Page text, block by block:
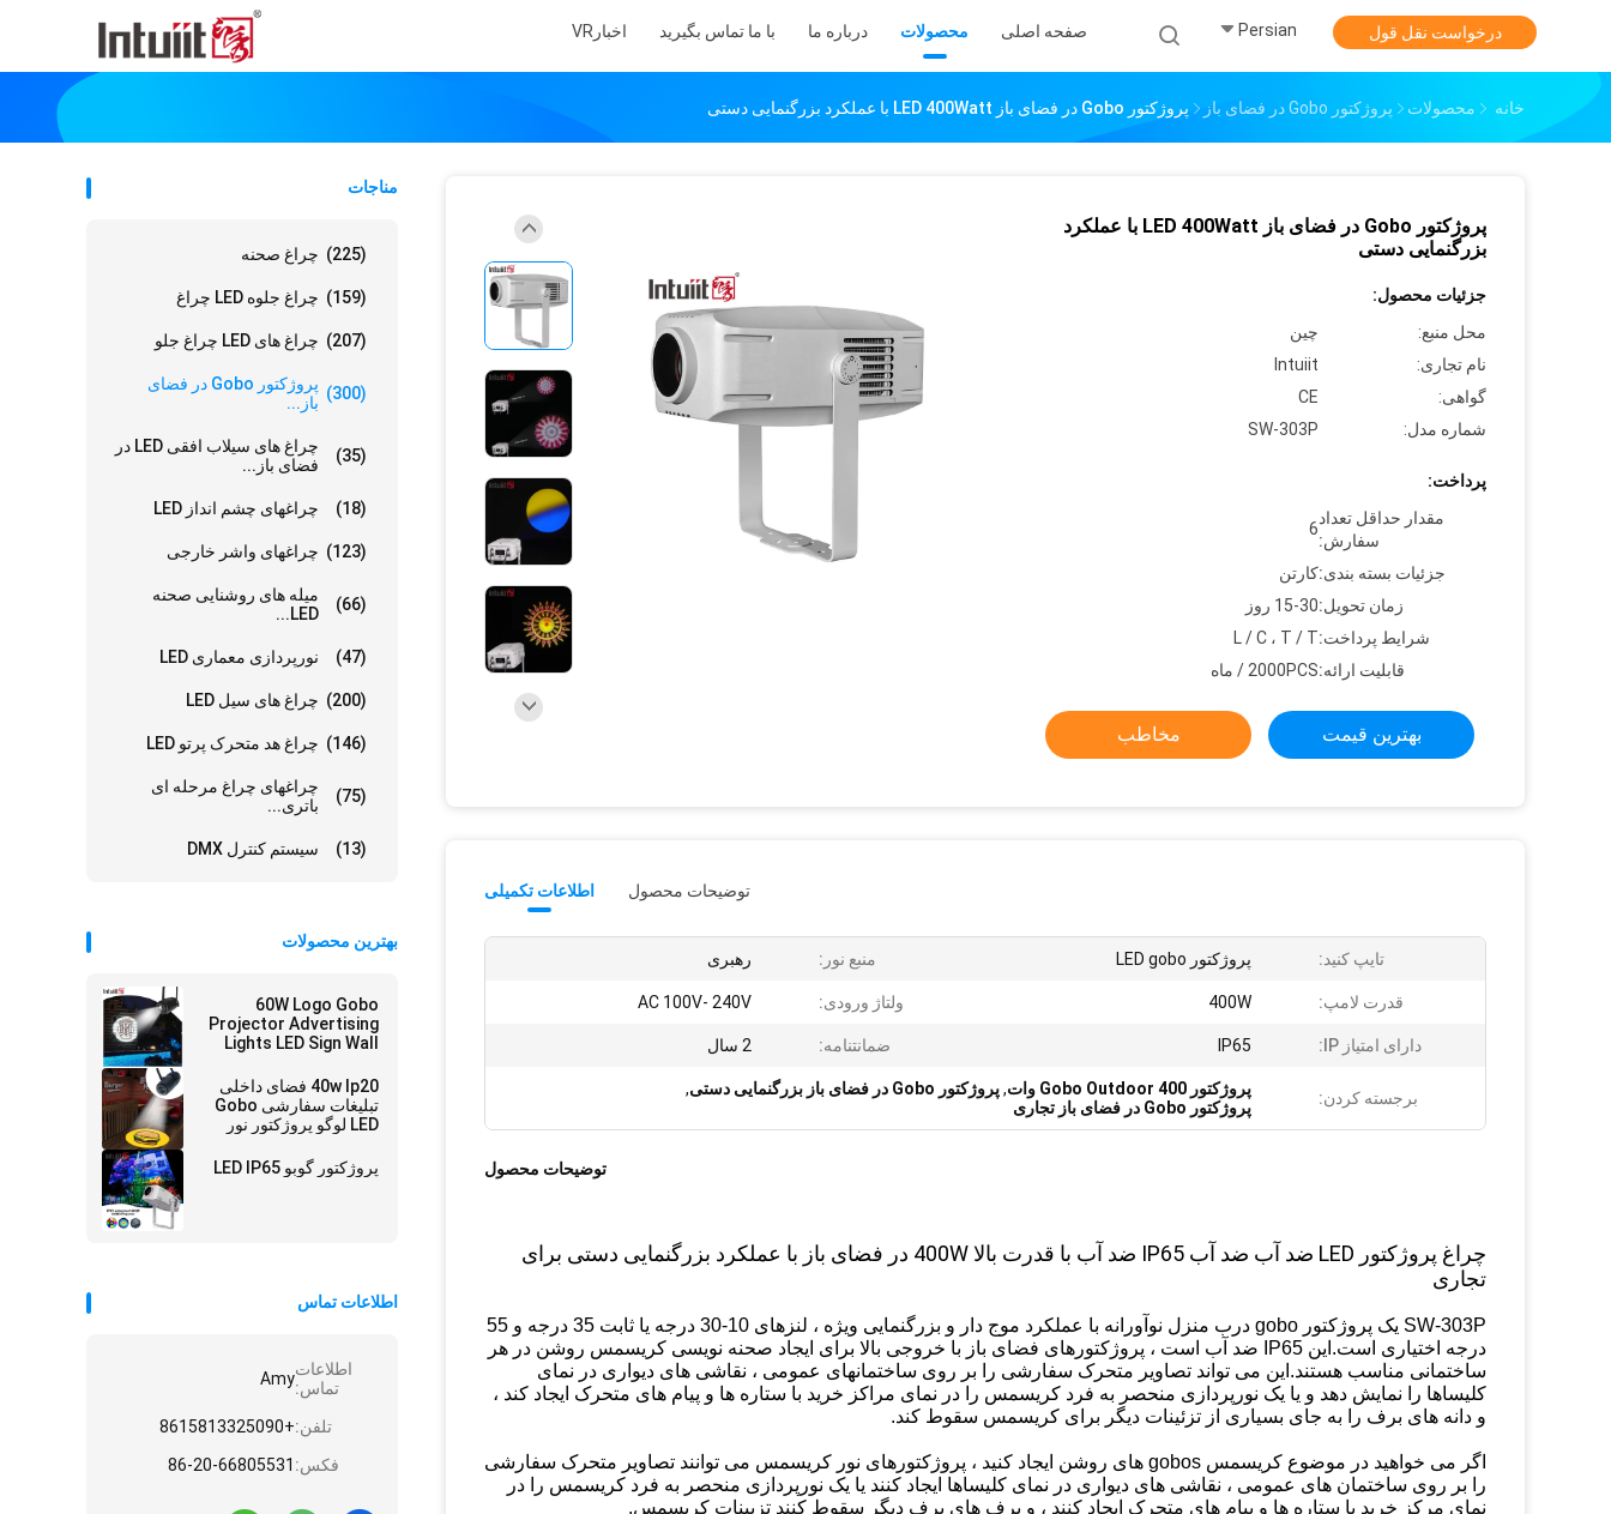
صفحه اصلی محصولات درباره ما با ما تماس بگیرید اخبار VR Persian درخواست نقل قول
خانه محصولات پروژکتور Gobo در فضای باز پروژکتور Gobo در فضای باز LED 400Watt با عملکرد بزرگنمایی دستی
مناجات
چراغ صحنه (225)
چراغ جلوه LED چراغ (159)
چراغ های LED چراغ جلو (207)
پروژکتور Gobo در فضای
باز...
(300)
چراغ های سیلاب افقی LED در
فضای باز...
(35)
چراغهای چشم انداز LED (18)
چراغهای واشر خارجی (123)
میله های روشنایی صحنه
LED...
(66)
نورپردازی معماری LED (47)
چراغ های سیل LED (200)
چراغ هد متحرک پرتو LED (146)
چراغهای چراغ مرحله ای
باتری...
(75)
سیستم کنترل DMX (13)
بهترین محصولات
60W Logo Gobo
Projector Advertising
Lights LED Sign Wall
Outdoor Waterproof
IP65
40w Ip20 فضای داخلی
تبلیغات سفارشی Gobo
LED لوگو پروژکتور نور
پروژکتور گوبو LED IP65
اطلاعات تماس
اطلاعات
تماس:Amy
تلفن:+8615813325090
فکس: 86-20-66805531
پروژکتور Gobo در فضای باز LED 400Watt با عملکرد
بزرگنمایی دستی
جزئیات محصول:
محل منبع:
چین
نام تجاری:
Intuiit
گواهی:
CE
شماره مدل:
SW-303P
پرداخت:
مقدار حداقل تعداد
سفارش:
6
جزئیات بسته بندی:کارتن
زمان تحویل:15-30 روز
شرایط پرداخت:L / C ، T / T
قابلیت ارائه:2000PCS / ماه
بهترین قیمت مخاطب
اطلاعات تکمیلی توضیحات محصول
تایپ کنید: پروژکتور LED gobo منبع نور: رهبری
قدرت لامپ: 400W ولتاژ ورودی: AC 100V- 240V
دارای امتیاز IP: IP65 ضمانتنامه: 2 سال
برجسته کردن: پروژکتور Gobo Outdoor 400 وات ,پروژکتور Gobo در فضای باز بزرگنمایی دستی
,
پروژکتور Gobo در فضای باز تجاری
توضیحات محصول
چراغ پروژکتور LED ضد آب ضد آب IP65 ضد آب با قدرت بالا 400W در فضای باز با عملکرد بزرگنمایی دستی برای
تجاری
SW-303P یک پروژکتور gobo درب منزل نوآورانه با عملکرد موج دار و بزرگنمایی ویژه ، لنزهای 10-30 درجه یا ثابت 35 درجه و 55
درجه اختیاری است.این IP65 ضد آب است ، پروژکتورهای فضای باز با خروجی بالا برای ایجاد صحنه نویسی کریسمس روشن در هر
ساختمانی مناسب هستند.این می تواند تصاویر متحرک سفارشی را بر روی ساختمانهای عمومی ، نقاشی های دیواری در نمای
کلیساها را نمایش دهد و یا یک نورپردازی منحصر به فرد کریسمس را در نمای مراکز خرید با ستاره ها و پیام های متحرک ایجاد کند ،
و دانه های برف را به جای بسیاری از تزئینات دیگر برای کریسمس سقوط کند.
اگر می خواهید در موضوع کریسمس gobos های روشن ایجاد کنید ، پروژکتورهای نور کریسمس می توانند تصاویر متحرک سفارشی
را بر روی ساختمان های عمومی ، نقاشی های دیواری در نمای کلیساها ایجاد کنند یا یک نورپردازی منحصر به فرد کریسمس را در
نمای مرکز خرید با ستاره ها و پیام های متحرک ایجاد کنند ، و برف های برف دیگر سقوط کنند تزیینات کریسمس.